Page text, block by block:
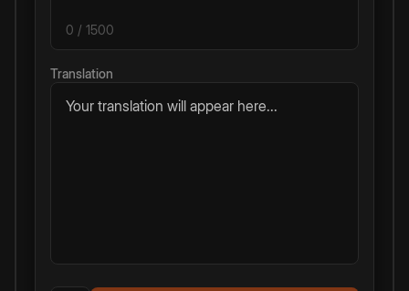
0 / 1500
Translation
Your translation will appear here...